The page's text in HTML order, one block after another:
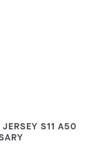
JERSEY S11 A50